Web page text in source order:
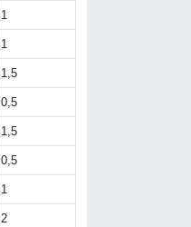
1
1
1,5
0,5
1,5
0,5
1
2